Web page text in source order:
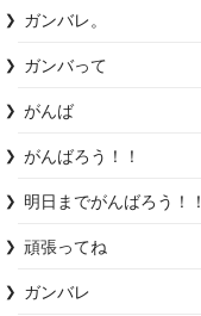
ガンバレ。
ガンバって
がんば
がんばろう！！
明日までがんばろう！！
頑張ってね
ガンバレ